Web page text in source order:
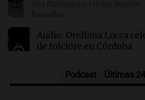
01:31 Ciencia
Reducir alimentos dulces no
antojos ni mejora la salud,
Episodios
Audio. Orellana Lucca
de folclore en Córdoba
Audio.Trágico accidente
Podcast Últimas